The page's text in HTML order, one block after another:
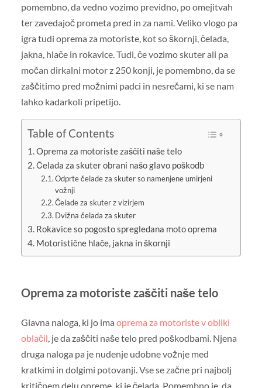
pomembno, da vedno vozimo previdno, po omejitvah
ter zavedajoč prometa pred in za nami. Veliko vlogo pa
igra tudi oprema za motoriste, kot so škornji, čelada,
jakna, hlače in rokavice. Tudi, če vozimo skuter ali pa
močan dirkalni motor z 250 konji, je pomembno, da se
zaščitimo pred možnimi padci in nesrečami, ki se nam
lahko kadarkoli pripetijo.
Table of Contents
Oprema za motoriste zaščiti naše telo
Čelada za skuter obrani našo glavo poškodb
Odprte čelade za skuter so namenjene umirjeni
vožnji
Čelade za skuter z vizirjem
Dvižna čelada za skuter
Rokavice so pogosto spregledana moto oprema
Motoristične hlače, jakna in škornji
Oprema za motoriste zaščiti naše telo
Glavna naloga, ki jo ima oprema za motoriste v obliki
oblačil , je da zaščiti naše telo pred poškodbami. Njena
druga naloga pa je nudenje udobne vožnje med
kratkimi in dolgimi potovanji. Vse se začne pri najbolj
kritičnem delu opreme, ki je čelada. Pomembno je, da